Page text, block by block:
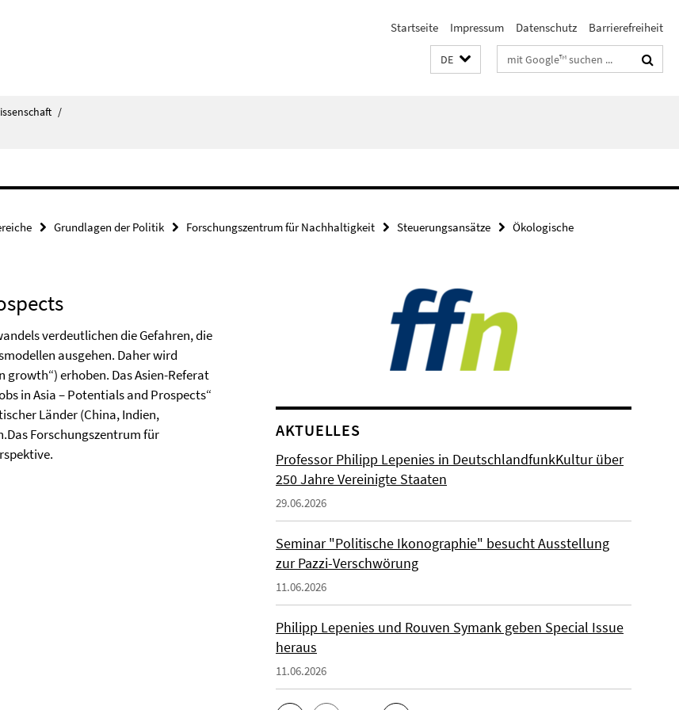
Startseite Impressum Datenschutz Barrierefreiheit
DE Suchbegriffe
/
Grundlagen der Politik Forschungszentrum für Nachhaltigkeit Steuerungsansätze
Ökologische
verdeutlichen die Gefahren, die
ausgehen. Daher wird
erhoben. Das Asien-Referat
in Asia – Potentials and Prospects“
Länder (China, Indien,
Forschungszentrum für
AKTUELLES
Professor Philipp Lepenies in DeutschlandfunkKultur über
250 Jahre Vereinigte Staaten
29.06.2026
Seminar "Politische Ikonographie" besucht Ausstellung
zur Pazzi-Verschwörung
11.06.2026
Philipp Lepenies und Rouven Symank geben Special Issue
heraus
11.06.2026